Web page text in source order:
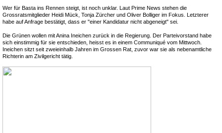
Wer für Basta ins Rennen steigt, ist noch unklar. Laut Prime News stehen die
Grossratsmitglieder Heidi Mück, Tonja Zürcher und Oliver Bolliger im Fokus. Letzterer
habe auf Anfrage bestätigt, dass er "einer Kandidatur nicht abgeneigt" sei.
Die Grünen wollen mit Anina Ineichen zurück in die Regierung. Der Parteivorstand habe
sich einstimmig für sie entschieden, heisst es in einem Communiqué vom Mittwoch.
Ineichen sitzt seit zweieinhalb Jahren im Grossen Rat, zuvor war sie als nebenamtliche
Richterin am Zivilgericht tätig.